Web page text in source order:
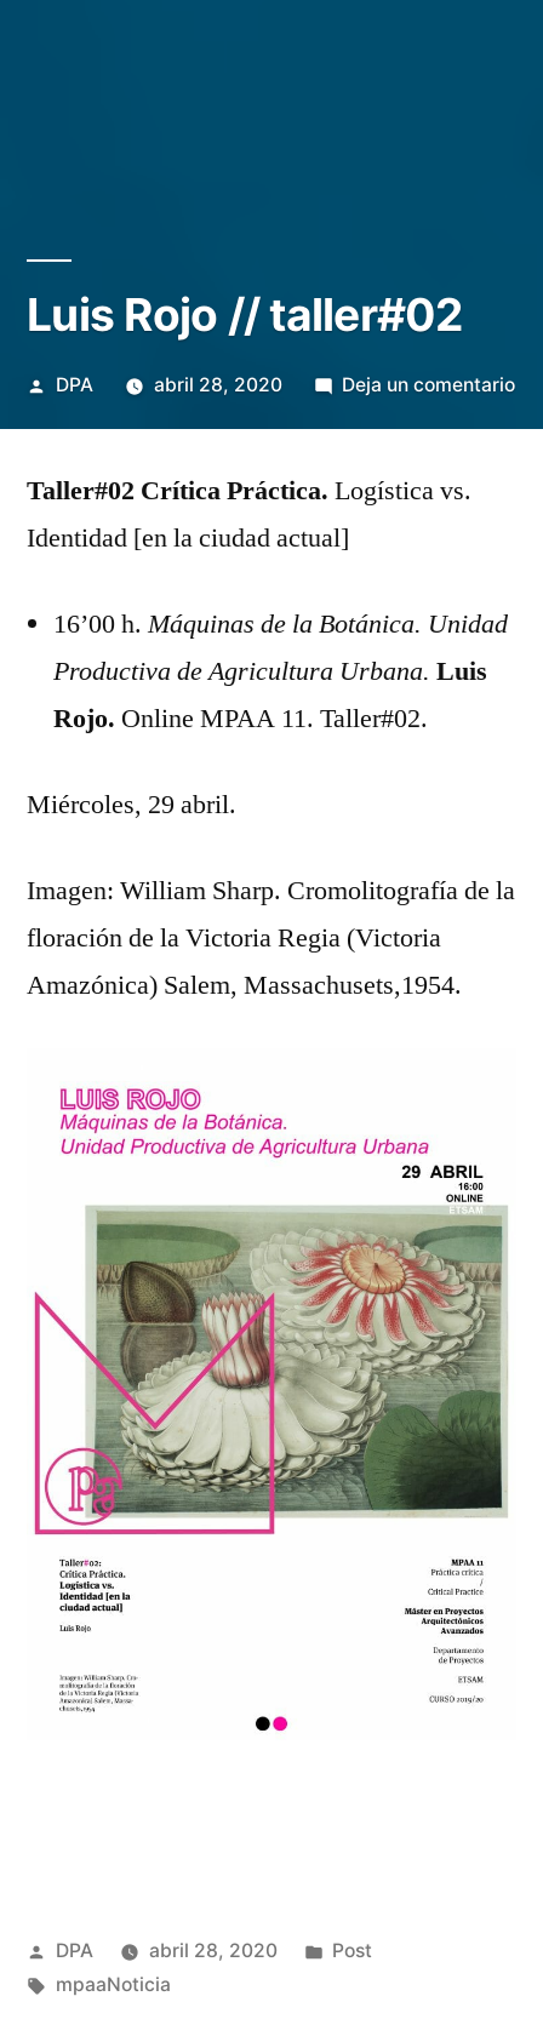
Luis Rojo // taller#02
Publicado
DPA abril 28, 2020 Deja un comentarioen
Taller#02 Crítica Práctica. Logística vs.
Identidad [en la ciudad actual]
16’00 h.Máquinas de la Botánica. Unidad
Productiva de Agricultura Urbana. Luis
Rojo. Online MPAA 11. Taller#02.
Miércoles, 29 abril.
Imagen: William Sharp. Cromolitografía de la
floración de la Victoria Regia (Victoria
Amazónica) Salem, Massachusets,1954.
Publicado
por
DPA abril 28, 2020
Publicado
Post
Etiquetas:
mpaaNoticia